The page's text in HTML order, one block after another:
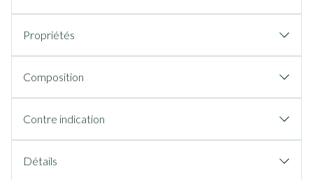
Propriétés
Composition
Contre indication
Détails